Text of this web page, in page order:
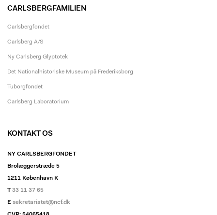
CARLSBERGFAMILIEN
Carlsbergfondet
Carlsberg A/S
Ny Carlsberg Glyptotek
Det Nationalhistoriske Museum på Frederiksborg
Tuborgfondet
Carlsberg Laboratorium
KONTAKT OS
NY CARLSBERGFONDET
Brolæggerstræde 5
1211 København K
T33 11 37 65
E sekretariatet@ncf.dk